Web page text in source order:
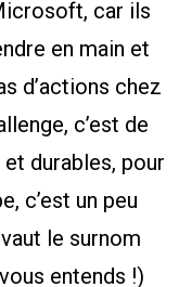
car ils
en main et
d’actions chez
c’est de
durables, pour
c’est un peu
le surnom
entends !)